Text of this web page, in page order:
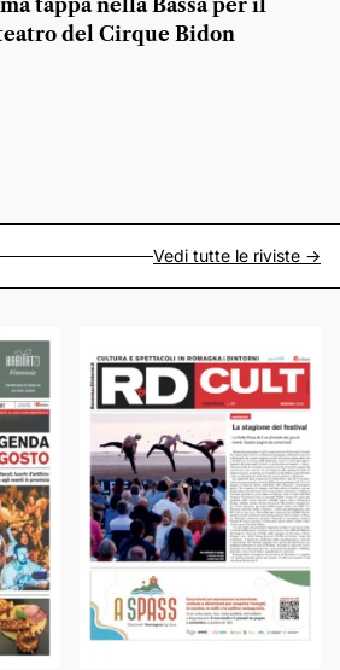
tappa nella Bassa per il
del Cirque Bidon
Vedi tutte le riviste ->